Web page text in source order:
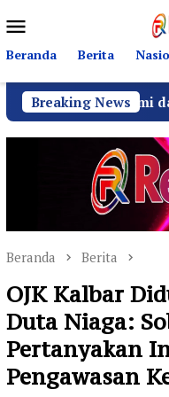
ke
kontenMobile
Beranda Berita
Breaking News
dan Sportivitas
Beranda Berita
OJK Kalbar
Duta Niaga:
Pertanyakan
Pengawasan